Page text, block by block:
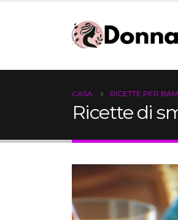
CASA RICETTE PER
Ricette di